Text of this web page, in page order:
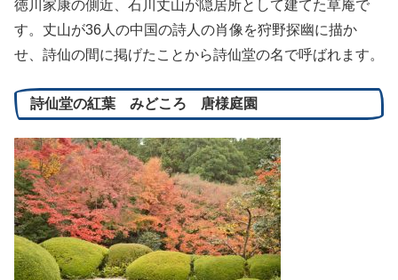
徳川家康の側近、石川丈山が隠居所として建てた草庵で
す。丈山が36人の中国の詩人の肖像を狩野探幽に描か
せ、詩仙の間に掲げたことから詩仙堂の名で呼ばれます。
詩仙堂の紅葉 みどころ 唐様庭園